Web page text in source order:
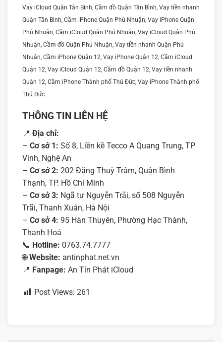
Vay iCloud Quận Tân Bình, Cầm đồ Quận Tân Bình, Vay tiền nhanh
Quận Tân Bình, Cầm iPhone Quận Phú Nhuận, Vay iPhone Quận
Phú Nhuận, Cầm iCloud Quận Phú Nhuận, Vay iCloud Quận Phú
Nhuận, Cầm đồ Quận Phú Nhuận, Vay tiền nhanh Quận Phú
Nhuận, Cầm iPhone Quận 12, Vay iPhone Quận 12, Cầm iCloud
Quận 12, Vay iCloud Quận 12, Cầm đồ Quận 12, Vay tiền nhanh
Quận 12, Cầm iPhone Thành phố Thủ Đức, Vay iPhone Thành phố
Thủ Đức
THÔNG TIN LIÊN HỆ
📍 Địa chỉ:
– Cơ sở 1: Số 8, Liền kề Tecco A Quang Trung, TP
Vinh, Nghệ An
– Cơ sở 2: 202 Đặng Thuỳ Trâm, Quận Bình
Thạnh, TP. Hồ Chí Minh
– Cơ sở 3: Ngã tư Nguyễn Trãi, số 508 Nguyễn
Trãi, Thanh Xuân, Hà Nội
– Cơ sở 4: 95 Hàn Thuyên, Phường Hạc Thành,
Thanh Hoá
📞 Hotline: 0763.74.7777
🌐Website: antinphat.net.vn
📍 Fanpage: An Tín Phát iCloud
Post Views: 261